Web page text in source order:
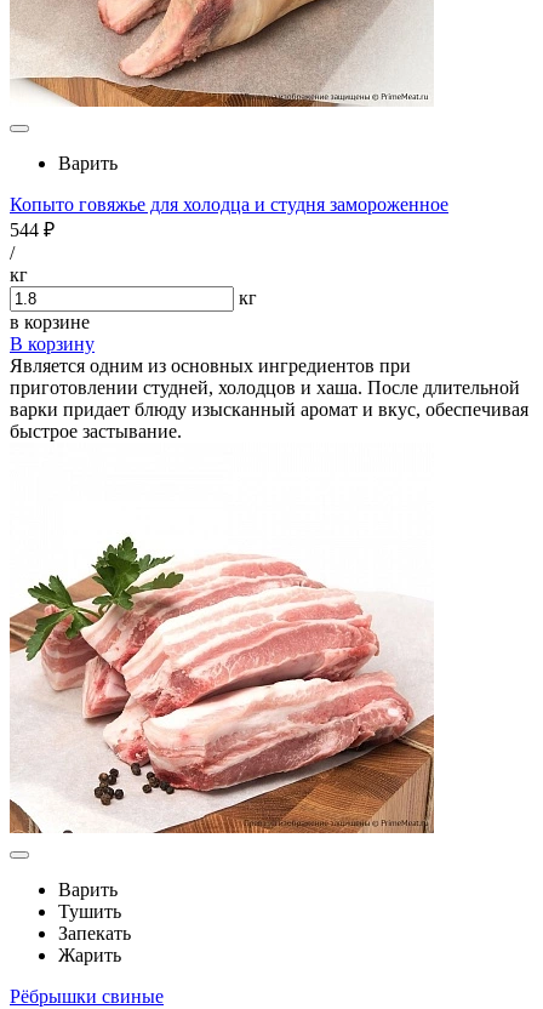
Варить
Копыто говяжье для холодца и студня замороженное
544 ₽
/
кг
кг
в корзине
В корзину
Является одним из основных ингредиентов при
приготовлении студней, холодцов и хаша. После длительной
варки придает блюду изысканный аромат и вкус, обеспечивая
быстрое застывание.
Варить
Тушить
Запекать
Жарить
Рёбрышки свиные